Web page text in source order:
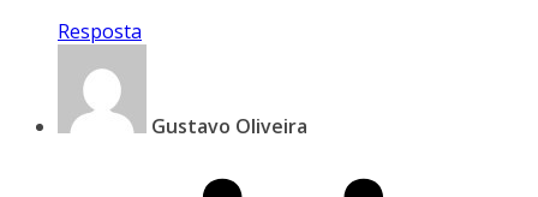
Resposta
Gustavo Oliveira